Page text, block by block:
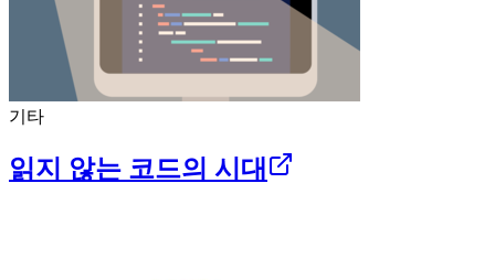
기타
읽지 않는 코드의 시대